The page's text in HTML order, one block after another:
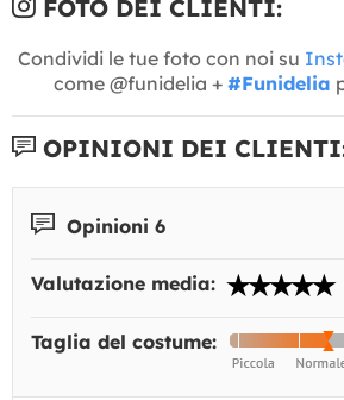
FOTO DEI CLIENTI:
Condividi le tue foto con noi su
come @funidelia + #Funidelia
OPINIONI DEI
Opinioni 6
Valutazione media:
Taglia del costume: